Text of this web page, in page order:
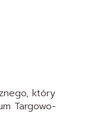
który
Targowo-